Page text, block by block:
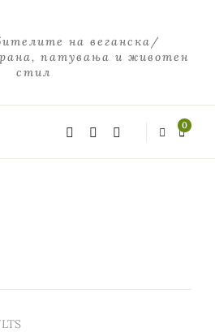
на веганска/
патувања и животен
стил
0